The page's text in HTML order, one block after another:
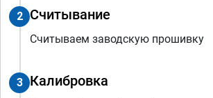
2 Считывание
Считываем заводскую прошивку
3 Калибровка